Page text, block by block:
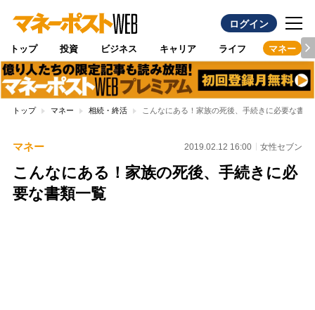
ログイン
トップ 投資 ビジネス キャリア ライフ マネー
トップ マネー 相続・終活 こんなにある！家族の死後、手続きに必要な書類
マネー 2019.02.12 16:00 女性セブン
こんなにある！家族の死後、手続きに必
要な書類一覧